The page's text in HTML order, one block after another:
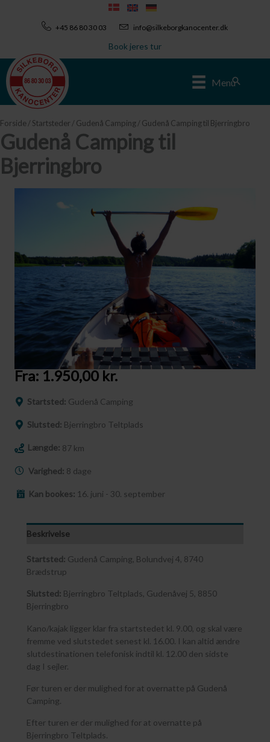
+45 86 80 30 03 info@silkeborgkanocenter.dk
Book jeres tur
Menu
Forside/ Startsteder / Gudenå Camping/ Gudenå Camping til Bjerringbro
Gudenå Camping til
Bjerringbro
Fra: 1.950,00 kr.
Startsted: Gudenå Camping
Slutsted: Bjerringbro Teltplads
Længde: 87 km
Varighed: 8 dage
Kan bookes: 16. juni - 30. september
Beskrivelse
Startsted: Gudenå Camping, Bolundvej 4, 8740
Brædstrup
Slutsted: Bjerringbro Teltplads, Gudenåvej 5, 8850
Bjerringbro
Kano/kajak ligger klar fra startstedet kl. 9.00, og skal være
fremme ved slutstedet senest kl. 16.00. I kan altid ændre
slutdestinationen telefonisk indtil kl. 12.00 den sidste
dag I sejler.
Før turen er der mulighed for at overnatte på Gudenå
Camping.
Efter turen er der mulighed for at overnatte på
Bjerringbro Teltplads.